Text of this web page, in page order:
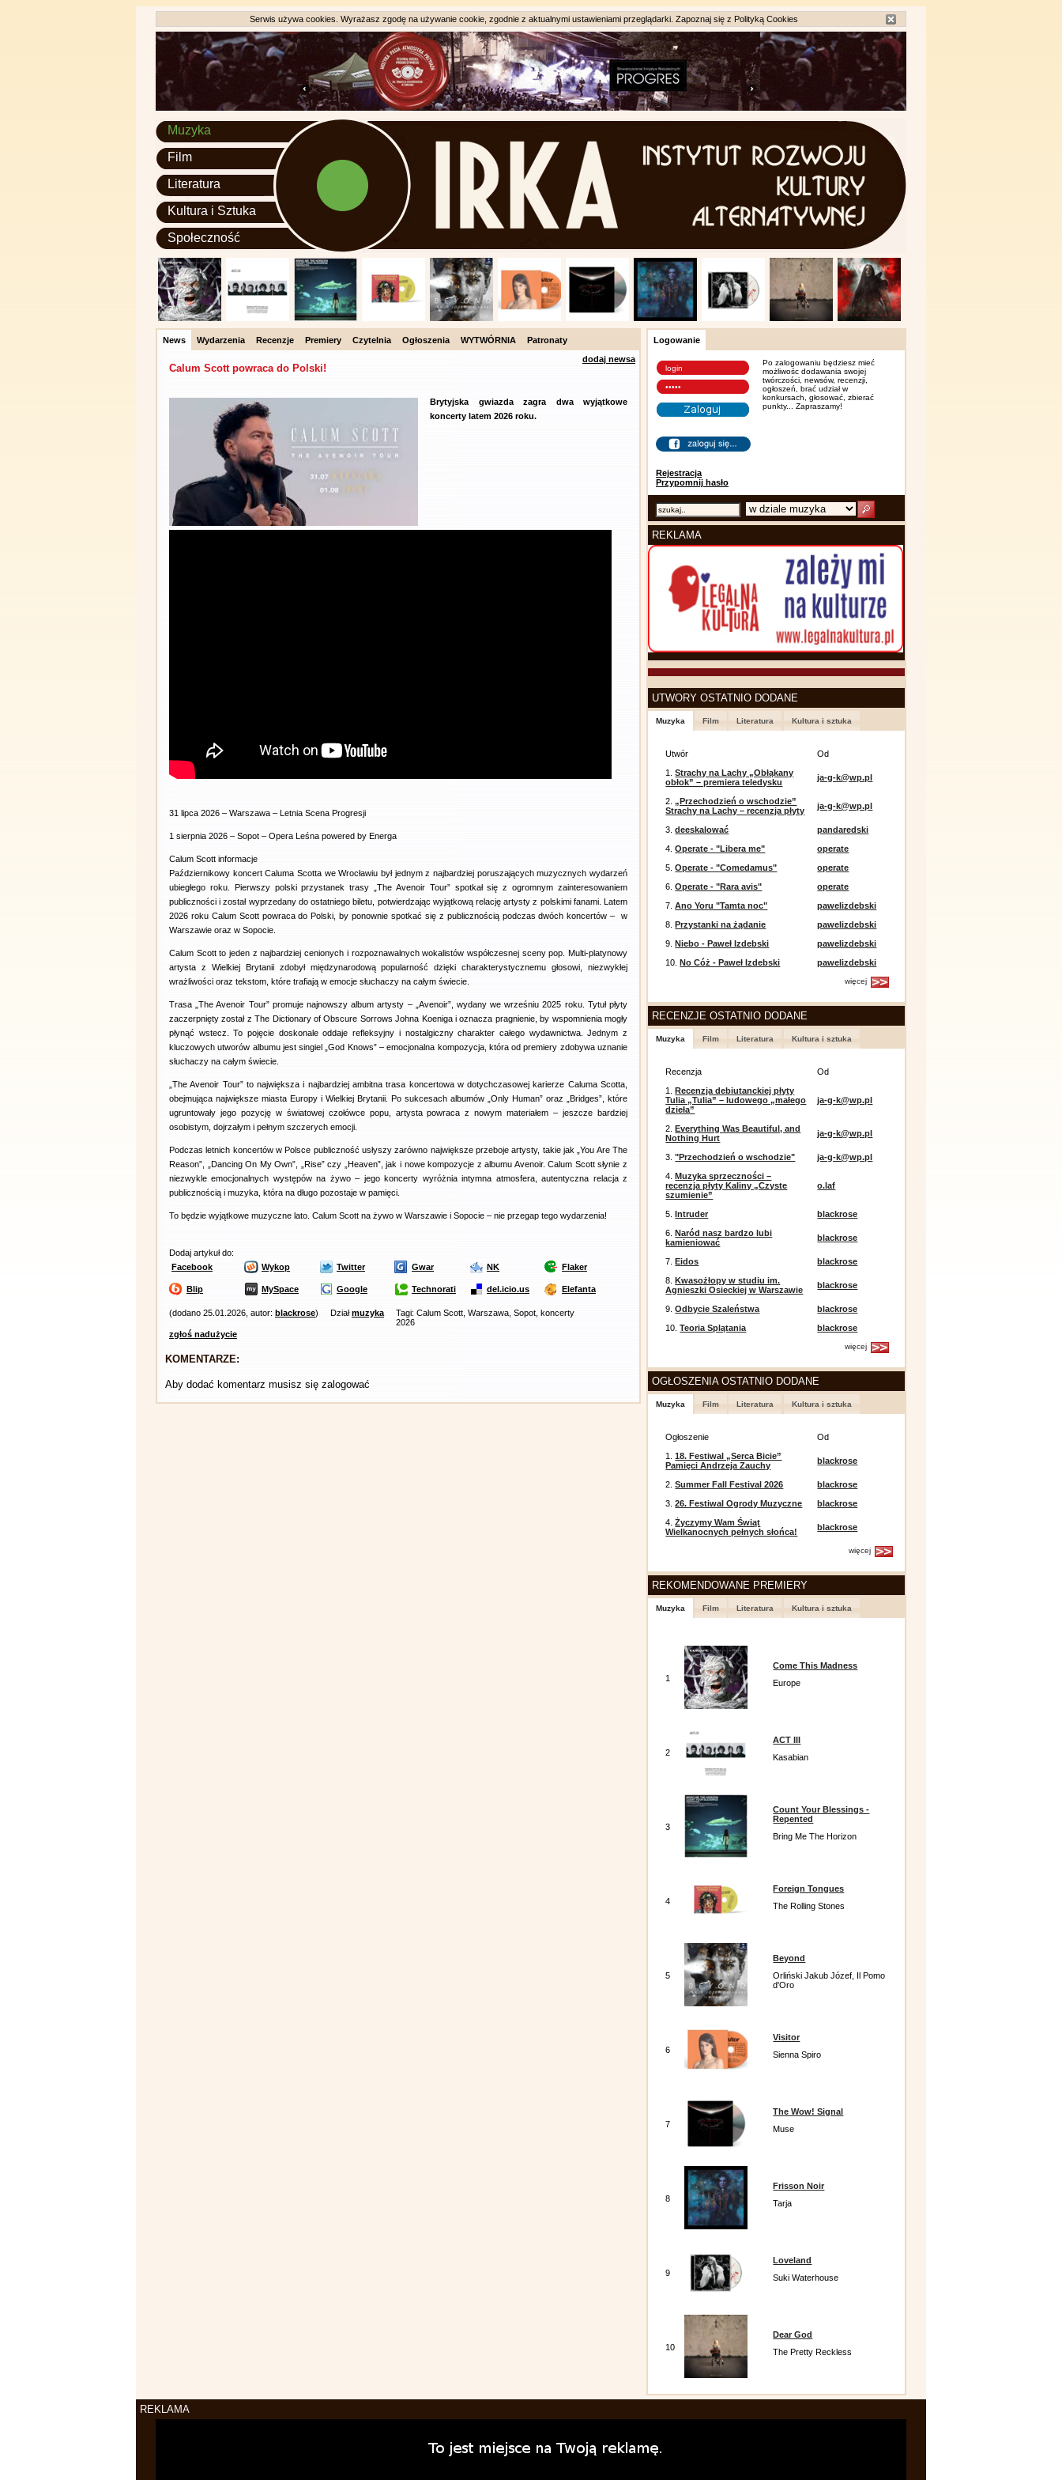
Serwis używa cookies. Wyrażasz zgodę na używanie cookie, zgodnie z aktualnymi ustawieniami przeglądarki. Zapoznaj się z Polityką Cookies
Muzyka
Film
Literatura
Kultura i Sztuka
Społeczność
News Wydarzenia Recenzje Premiery Czytelnia Ogłoszenia WYTWÓRNIA
Patronaty
dodaj newsa
Calum Scott powraca do Polski!
Brytyjska gwiazda zagra dwa wyjątkowe
koncerty latem 2026 roku.
31 lipca 2026 – Warszawa – Letnia Scena Progresji
1 sierpnia 2026 – Sopot – Opera Leśna powered by Energa
Calum Scott informacje
Październikowy koncert Caluma Scotta we Wrocławiu był jednym z najbardziej poruszających muzycznych wydarzeń
ubiegłego roku. Pierwszy polski przystanek trasy „The Avenoir Tour” spotkał się z ogromnym zainteresowaniem
publiczności i został wyprzedany do ostatniego biletu, potwierdzając wyjątkową relację artysty z polskimi fanami. Latem
2026 roku Calum Scott powraca do Polski, by ponownie spotkać się z publicznością podczas dwóch koncertów – w
Warszawie oraz w Sopocie.
Calum Scott to jeden z najbardziej cenionych i rozpoznawalnych wokalistów współczesnej sceny pop. Multi-platynowy
artysta z Wielkiej Brytanii zdobył międzynarodową popularność dzięki charakterystycznemu głosowi, niezwykłej
wrażliwości oraz tekstom, które trafiają w emocje słuchaczy na całym świecie.
Trasa „The Avenoir Tour” promuje najnowszy album artysty – „Avenoir”, wydany we wrześniu 2025 roku. Tytuł płyty
zaczerpnięty został z The Dictionary of Obscure Sorrows Johna Koeniga i oznacza pragnienie, by wspomnienia mogły
płynąć wstecz. To pojęcie doskonale oddaje refleksyjny i nostalgiczny charakter całego wydawnictwa. Jednym z
kluczowych utworów albumu jest singiel „God Knows” – emocjonalna kompozycja, która od premiery zdobywa uznanie
słuchaczy na całym świecie.
„The Avenoir Tour” to największa i najbardziej ambitna trasa koncertowa w dotychczasowej karierze Caluma Scotta,
obejmująca największe miasta Europy i Wielkiej Brytanii. Po sukcesach albumów „Only Human” oraz „Bridges”, które
ugruntowały jego pozycję w światowej czołówce popu, artysta powraca z nowym materiałem – jeszcze bardziej
osobistym, dojrzałym i pełnym szczerych emocji.
Podczas letnich koncertów w Polsce publiczność usłyszy zarówno największe przeboje artysty, takie jak „You Are The
Reason”, „Dancing On My Own”, „Rise” czy „Heaven”, jak i nowe kompozycje z albumu Avenoir. Calum Scott słynie z
niezwykle emocjonalnych występów na żywo – jego koncerty wyróżnia intymna atmosfera, autentyczna relacja z
publicznością i muzyka, która na długo pozostaje w pamięci.
To będzie wyjątkowe muzyczne lato. Calum Scott na żywo w Warszawie i Sopocie – nie przegap tego wydarzenia!
Dodaj artykuł do:
Facebook
Wykop Twitter Gwar NK Flaker
Blip MySpace Google Technorati del.icio.us Elefanta
(dodano 25.01.2026, autor: blackrose) Działmuzyka
Tagi: Calum Scott, Warszawa, Sopot, koncerty
2026
zgłoś nadużycie
KOMENTARZE:
Aby dodać komentarz musisz się zalogować
Logowanie
Rejestracja
Przypomnij hasło
Po zalogowaniu będziesz mieć
możliwośc dodawania swojej
twórczości, newsów, recenzji,
ogłoszeń, brać udział w
konkursach, głosować, zbierać
punkty... Zapraszamy!
REKLAMA
UTWORY OSTATNIO DODANE
Muzyka Film Literatura Kultura i sztuka
Utwór
Od
1.Strachy na Lachy „Obłąkany
obłok” – premiera teledysku
ja-g-k@wp.pl
2.„Przechodzień o wschodzie”
Strachy na Lachy – recenzja płyty
ja-g-k@wp.pl
3.deeskalować
pandaredski
4.Operate - "Libera me"
operate
5.Operate - "Comedamus"
operate
6.Operate - "Rara avis"
operate
7.Ano Yoru "Tamta noc"
pawelizdebski
8.Przystanki na żądanie
pawelizdebski
9.Niebo - Paweł Izdebski
pawelizdebski
10.No Cóż - Paweł Izdebski pawelizdebski
więcej
RECENZJE OSTATNIO DODANE
Muzyka Film Literatura Kultura i sztuka
Recenzja
Od
1.Recenzja debiutanckiej płyty
Tulia „Tulia” – ludowego „małego
dzieła”
ja-g-k@wp.pl
2.Everything Was Beautiful, and
Nothing Hurt
ja-g-k@wp.pl
3."Przechodzień o wschodzie"
ja-g-k@wp.pl
4.Muzyka sprzeczności –
recenzja płyty Kaliny „Czyste
szumienie”
o.laf
5.Intruder
blackrose
6.Naród nasz bardzo lubi
kamieniować
blackrose
7.Eidos
blackrose
8.Kwasożłopy w studiu im.
Agnieszki Osieckiej w Warszawie
blackrose
9.Odbycie Szaleństwa
blackrose
10.Teoria Splątania blackrose
więcej
OGŁOSZENIA OSTATNIO DODANE
Muzyka Film Literatura Kultura i sztuka
Ogłoszenie
Od
1.18. Festiwal „Serca Bicie”
Pamięci Andrzeja Zauchy
blackrose
2.Summer Fall Festival 2026
blackrose
3.26. Festiwal Ogrody Muzyczne
blackrose
4.Życzymy Wam Świąt
Wielkanocnych pełnych słońca!
blackrose
więcej
REKOMENDOWANE PREMIERY
Muzyka Film Literatura Kultura i sztuka
1
Come This Madness
Europe
2
ACT III
Kasabian
3
Count Your Blessings -
Repented
Bring Me The Horizon
4
Foreign Tongues
The Rolling Stones
5
Beyond
Orliński Jakub Józef, Il Pomo
d'Oro
6
Visitor
Sienna Spiro
7
The Wow! Signal
Muse
8
Frisson Noir
Tarja
9
Loveland
Suki Waterhouse
10
Dear God
The Pretty Reckless
REKLAMA